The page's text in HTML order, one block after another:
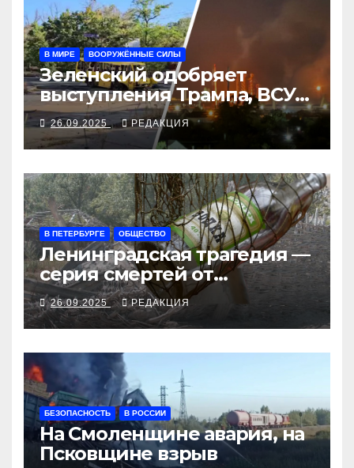
В МИРЕ ВООРУЖЁННЫЕ СИЛЫ
Зеленский одобряет
выступления Трампа, ВСУ
закрыли Добропольский
рубеж
26.09.2025 РЕДАКЦИЯ
В ПЕТЕРБУРГЕ ОБЩЕСТВО
Ленинградская трагедия —
серия смертей от
алкосуррогата
26.09.2025 РЕДАКЦИЯ
БЕЗОПАСНОСТЬ В РОССИИ
На Смоленщине авария, на
Псковщине взрыв